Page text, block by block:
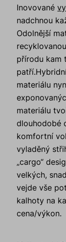
Inovované
nadchnou
Odolnější
přírodu kam
materiálu
materiálu
dlouhodobé
komfortní
vyladěný
„cargo“
velkých,
vejde vše
kalhoty na
cena/výkon.